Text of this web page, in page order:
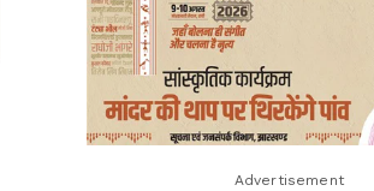
Advertisement